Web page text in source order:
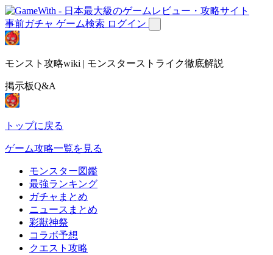
事前ガチャ ゲーム検索 ログイン
モンスト攻略wiki | モンスターストライク徹底解説
掲示板Q&A
トップに戻る
ゲーム攻略一覧を見る
モンスター図鑑
最強ランキング
ガチャまとめ
ニュースまとめ
彩獣神祭
コラボ予想
クエスト攻略